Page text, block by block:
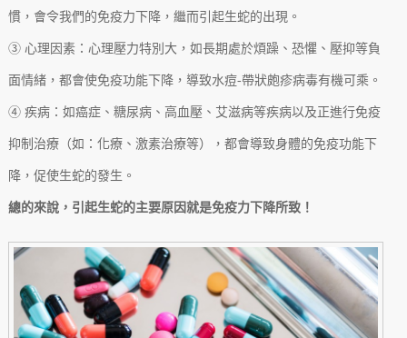
慣，會令我們的免疫力下降，繼而引起生蛇的出現。
③ 心理因素：心理壓力特別大，如長期處於煩躁、恐懼、壓抑等負
面情緒，都會使免疫功能下降，導致水痘-帶狀皰疹病毒有機可乘。
④ 疾病：如癌症、糖尿病、高血壓、艾滋病等疾病以及正進行免疫
抑制治療（如：化療、激素治療等），都會導致身體的免疫功能下
降，促使生蛇的發生。
總的來說，引起生蛇的主要原因就是免疫力下降所致！